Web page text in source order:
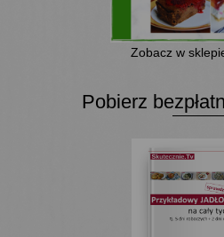
Zobacz w
Pobierz